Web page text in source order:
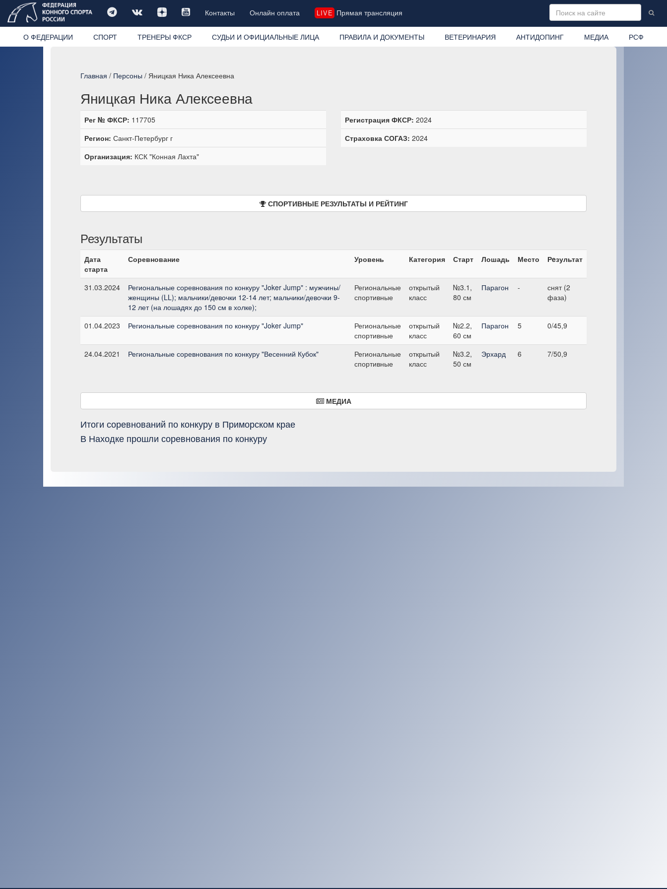
Контакты Онлайн оплата LIVE Прямая трансляция
О ФЕДЕРАЦИИ СПОРТ ТРЕНЕРЫ ФКСР СУДЬИ И ОФИЦИАЛЬНЫЕ ЛИЦА ПРАВИЛА И ДОКУМЕНТЫ ВЕТЕРИНАРИЯ АНТИДОПИНГ МЕДИА РСФ
Главная / Персоны / Яницкая Ника Алексеевна
Яницкая Ника Алексеевна
Рег № ФКСР: 117705
Регион: Санкт-Петербург г
Организация: КСК "Конная Лахта"
Регистрация ФКСР: 2024
Страховка СОГАЗ: 2024
СПОРТИВНЫЕ РЕЗУЛЬТАТЫ И РЕЙТИНГ
Результаты
Дата
старта
Соревнование Уровень Категория Старт Лошадь Место Рeзультат
31.03.2024
Региональные соревнования по конкуру "Joker Jump" : мужчины/
женщины (LL); мальчики/девочки 12-14 лет; мальчики/девочки 9-
12 лет (на лошадях до 150 см в холке);
Региональные
спортивные
открытый
класс
№3.1,
80 см
Парагон -
снят (2
фаза)
01.04.2023 Региональные соревнования по конкуру "Joker Jump"
Региональные
спортивные
открытый
класс
№2.2,
60 см
Парагон 5 0/45,9
24.04.2021 Региональные соревнования по конкуру "Весенний Кубок"
Региональные
спортивные
открытый
класс
№3.2,
50 см
Эрхард 6 7/50,9
МЕДИА
Итоги соревнований по конкуру в Приморском крае
В Находке прошли соревнования по конкуру